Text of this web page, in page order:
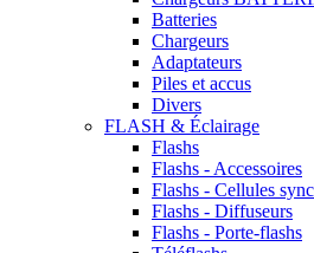
Batteries
Chargeurs
Adaptateurs
Piles et accus
Divers
FLASH & Éclairage
Flashs
Flashs - Accessoires
Flashs - Cellules
Flashs - Diffuseurs
Flashs - Porte-flashs